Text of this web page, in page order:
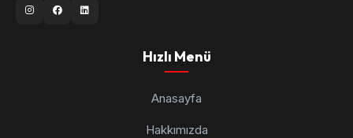
Hızlı Menü
Anasayfa
Hakkımızda